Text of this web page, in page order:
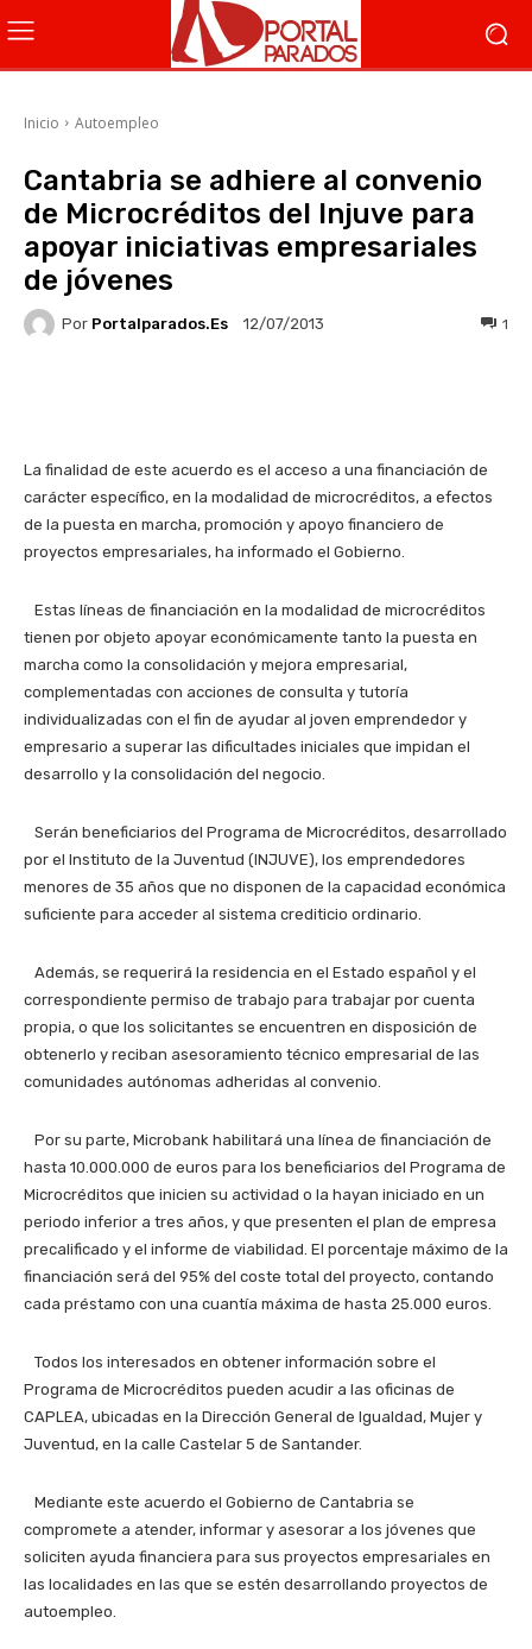
Inicio Autoempleo
Cantabria se adhiere al convenio
de Microcréditos del Injuve para
apoyar iniciativas empresariales
de jóvenes
Por Portalparados.es 12/07/2013 1
La finalidad de este acuerdo es el acceso a una financiación de
carácter específico, en la modalidad de microcréditos, a efectos
de la puesta en marcha, promoción y apoyo financiero de
proyectos empresariales, ha informado el Gobierno.
Estas líneas de financiación en la modalidad de microcréditos
tienen por objeto apoyar económicamente tanto la puesta en
marcha como la consolidación y mejora empresarial,
complementadas con acciones de consulta y tutoría
individualizadas con el fin de ayudar al joven emprendedor y
empresario a superar las dificultades iniciales que impidan el
desarrollo y la consolidación del negocio.
Serán beneficiarios del Programa de Microcréditos, desarrollado
por el Instituto de la Juventud (INJUVE), los emprendedores
menores de 35 años que no disponen de la capacidad económica
suficiente para acceder al sistema crediticio ordinario.
Además, se requerirá la residencia en el Estado español y el
correspondiente permiso de trabajo para trabajar por cuenta
propia, o que los solicitantes se encuentren en disposición de
obtenerlo y reciban asesoramiento técnico empresarial de las
comunidades autónomas adheridas al convenio.
Por su parte, Microbank habilitará una línea de financiación de
hasta 10.000.000 de euros para los beneficiarios del Programa de
Microcréditos que inicien su actividad o la hayan iniciado en un
periodo inferior a tres años, y que presenten el plan de empresa
precalificado y el informe de viabilidad. El porcentaje máximo de la
financiación será del 95% del coste total del proyecto, contando
cada préstamo con una cuantía máxima de hasta 25.000 euros.
Todos los interesados en obtener información sobre el
Programa de Microcréditos pueden acudir a las oficinas de
CAPLEA, ubicadas en la Dirección General de Igualdad, Mujer y
Juventud, en la calle Castelar 5 de Santander.
Mediante este acuerdo el Gobierno de Cantabria se
compromete a atender, informar y asesorar a los jóvenes que
soliciten ayuda financiera para sus proyectos empresariales en
las localidades en las que se estén desarrollando proyectos de
autoempleo.